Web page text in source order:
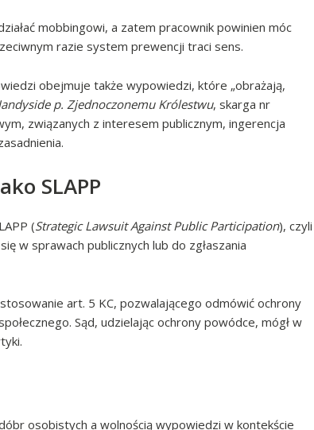
mobbingowi, a zatem pracownik powinien móc
razie system prewencji traci sens.
obejmuje także wypowiedzi, które „obrażają,
p. Zjednoczonemu Królestwu, skarga nr
związanych z interesem publicznym, ingerencja
SLAPP
(Strategic Lawsuit Against Public Participation), czyli
w sprawach publicznych lub do zgłaszania
art. 5 KC, pozwalającego odmówić ochrony
Sąd, udzielając ochrony powódce, mógł w
osobistych a wolnością wypowiedzi w kontekście